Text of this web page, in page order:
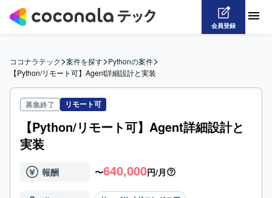
会員登録
ココナラテック>案件を探す>Pythonの案件>
【Python/リモート可】Agent詳細設計と実装
募集終了 リモート可
【Python/リモート可】Agent詳細設計と
実装
報酬 〜640,000円/月